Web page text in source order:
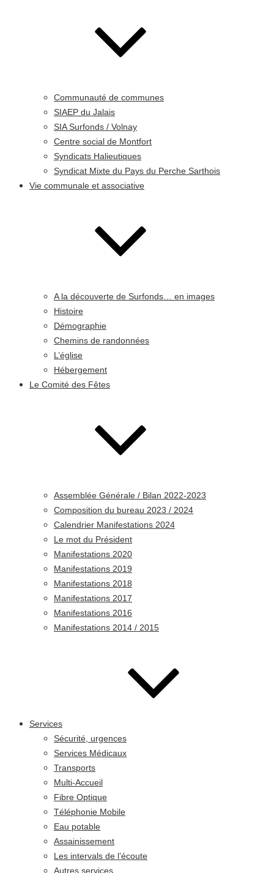
Communauté de communes
SIAEP du Jalais
SIA Surfonds / Volnay
Centre social de Montfort
Syndicats Halieutiques
Syndicat Mixte du Pays du Perche Sarthois
Vie communale et associative
A la découverte de Surfonds… en images
Histoire
Démographie
Chemins de randonnées
L’église
Hébergement
Le Comité des Fêtes
Assemblée Générale / Bilan 2022-2023
Composition du bureau 2023 / 2024
Calendrier Manifestations 2024
Le mot du Président
Manifestations 2020
Manifestations 2019
Manifestations 2018
Manifestations 2017
Manifestations 2016
Manifestations 2014 / 2015
Services
Sécurité, urgences
Services Médicaux
Transports
Multi-Accueil
Fibre Optique
Téléphonie Mobile
Eau potable
Assainissement
Les intervals de l’écoute
Autres services